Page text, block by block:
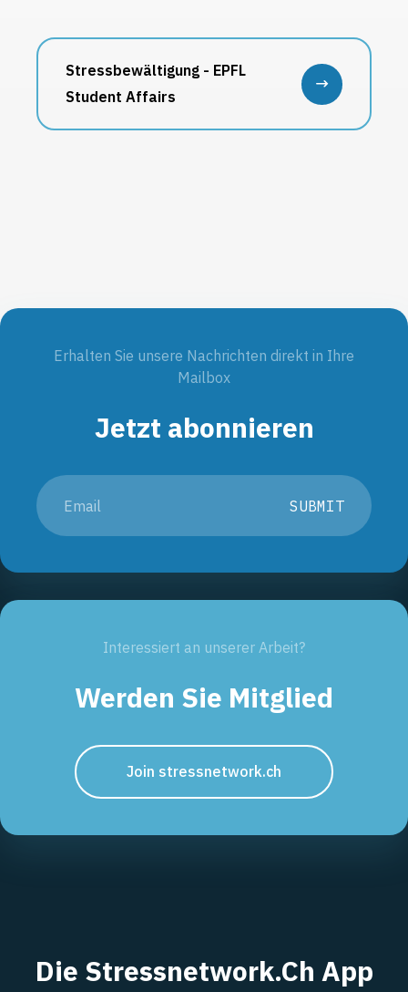
Stressbewältigung - EPFL
Student Affairs
Erhalten Sie unsere Nachrichten direkt in Ihre
Mailbox
Jetzt abonnieren
SUBMIT
Interessiert an unserer Arbeit?
Werden Sie Mitglied
Join stressnetwork.ch
Die Stressnetwork.ch App